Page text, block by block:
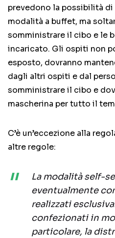
prevedono la possibilità di
modalità a buffet, ma
somministrare il cibo e le
incaricato. Gli ospiti non
esposto, dovranno
dagli altri ospiti e dal
somministrare il cibo e
mascherina per tutto il
C’è un’eccezione alla
altre regole:
La modalità self-
eventualmente
realizzati
confezionati in
particolare, la